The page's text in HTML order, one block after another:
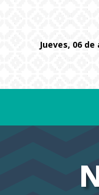
jueves, 06